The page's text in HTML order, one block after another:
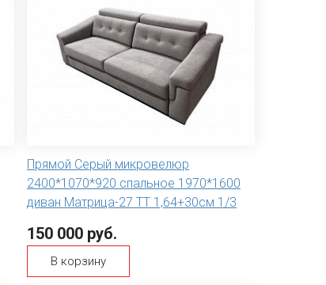
Прямой Серый микровелюр
2400*1070*920 спальное 1970*1600
диван Матрица-27 ТТ 1,64+30см 1/3
150 000 руб.
В корзину